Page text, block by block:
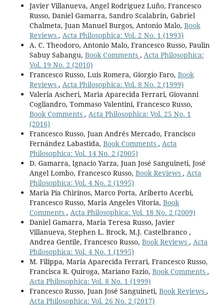
Javier Villanueva, Angel Rodríguez Luño, Francesco
Russo, Daniel Gamarra, Sandro Scalabrin, Gabriel
Chalmeta, Juan Manuel Burgos, Antonio Malo, Book
Reviews , Acta Philosophica: Vol. 2 No. 1 (1993)
A. C. Theodoro, Antonio Malo, Francesco Russo, Paulin
Sabuy Sabangu, Book Comments , Acta Philosophica:
Vol. 19 No. 2 (2010)
Francesco Russo, Luis Romera, Giorgio Faro, Book
Reviews , Acta Philosophica: Vol. 8 No. 2 (1999)
Valeria Ascheri, Maria Aparecida Ferrari, Giovanni
Cogliandro, Tommaso Valentini, Francesco Russo,
Book Comments , Acta Philosophica: Vol. 25 No. 1
(2016)
Francesco Russo, Juan Andrés Mercado, Francisco
Fernández Labastida, Book Comments , Acta
Philosophica: Vol. 14 No. 2 (2005)
D. Gamarra, Ignacio Yarza, Juan José Sanguineti, José
Angel Lombo, Francesco Russo, Book Reviews , Acta
Philosophica: Vol. 4 No. 2 (1995)
Maria Pia Chirinos, Marco Porta, Ariberto Acerbi,
Francesco Russo, Maria Angeles Vitoria, Book
Comments , Acta Philosophica: Vol. 18 No. 2 (2009)
Daniel Gamarra, Maria Teresa Russo, Javier
Villanueva, Stephen L. Brock, M.J. Castelbranco ,
Andrea Gentile, Francesco Russo, Book Reviews , Acta
Philosophica: Vol. 4 No. 1 (1995)
M. Filippa, Maria Aparecida Ferrari, Francesco Russo,
Francisca R. Quiroga, Mariano Fazio, Book Comments ,
Acta Philosophica: Vol. 8 No. 1 (1999)
Francesco Russo, Juan José Sanguineti, Book Reviews ,
Acta Philosophica: Vol. 26 No. 2 (2017)